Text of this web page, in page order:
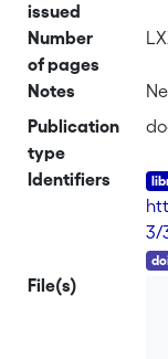
issued
Number
of pages
Notes
Publication
type
Identifiers
3/
File(s)